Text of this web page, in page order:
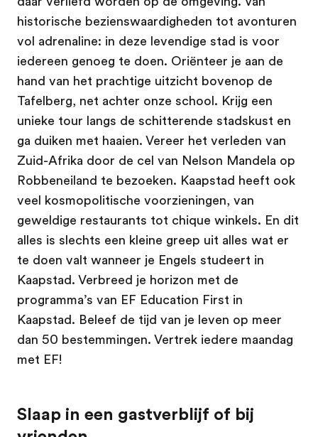
historische bezienswaardigheden tot avonturen
vol adrenaline: in deze levendige stad is voor
iedereen genoeg te doen. Oriënteer je aan de
hand van het prachtige uitzicht bovenop de
Tafelberg, net achter onze school. Krijg een
unieke tour langs de schitterende stadskust en
ga duiken met haaien. Vereer het verleden van
Zuid-Afrika door de cel van Nelson Mandela op
Robbeneiland te bezoeken. Kaapstad heeft ook
veel kosmopolitische voorzieningen, van
geweldige restaurants tot chique winkels. En dit
alles is slechts een kleine greep uit alles wat er
te doen valt wanneer je Engels studeert in
Kaapstad. Verbreed je horizon met de
programma’s van EF Education First in
Kaapstad. Beleef de tijd van je leven op meer
dan 50 bestemmingen. Vertrek iedere maandag
met EF!
Slaap in een gastverblijf of bij